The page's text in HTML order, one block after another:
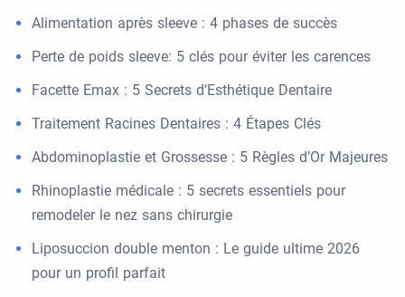
Alimentation après sleeve : 4 phases de succès
Perte de poids sleeve: 5 clés pour éviter les carences
Facette Emax : 5 Secrets d’Esthétique Dentaire
Traitement Racines Dentaires : 4 Étapes Clés
Abdominoplastie et Grossesse : 5 Règles d’Or Majeures
Rhinoplastie médicale : 5 secrets essentiels pour
remodeler le nez sans chirurgie
Liposuccion double menton : Le guide ultime 2026
pour un profil parfait